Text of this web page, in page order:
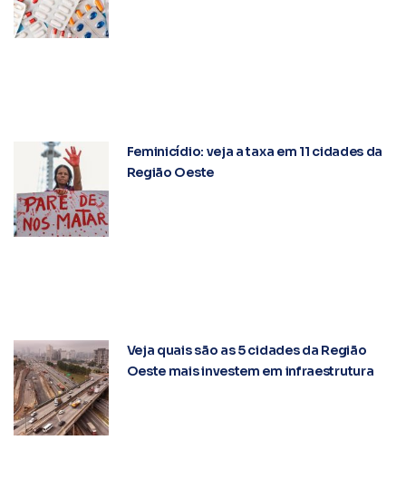
Feminicídio: veja a taxa em 11 cidades da
Região Oeste
Veja quais são as 5 cidades da Região
Oeste mais investem em infraestrutura